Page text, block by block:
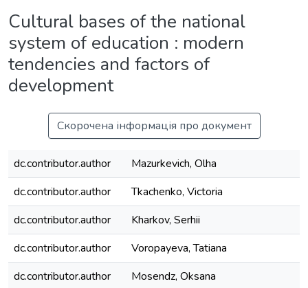
Cultural bases of the national
system of education : modern
tendencies and factors of
development
Скорочена інформація про документ
dc.contributor.author
Mazurkevich, Olha
dc.contributor.author
Tkachenko, Victoria
dc.contributor.author
Kharkov, Serhii
dc.contributor.author
Voropayeva, Tatiana
dc.contributor.author
Mosendz, Oksana